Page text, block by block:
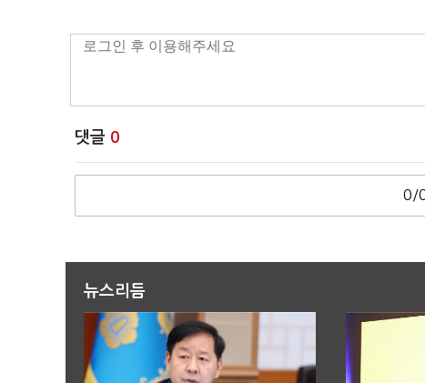
댓글 0
0/
뉴스리듬